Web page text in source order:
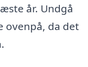
år. Undgå
ovenpå, da det